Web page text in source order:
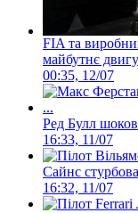
FIA та
майбутнє
00:35, 12/07
Ред Булл
16:33, 11/07
Сайнс
16:32, 11/07